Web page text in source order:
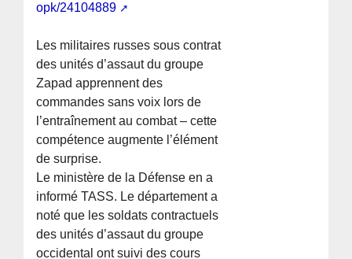
opk/24104889
Les militaires russes sous contrat
des unités d’assaut du groupe
Zapad apprennent des
commandes sans voix lors de
l’entraînement au combat – cette
compétence augmente l’élément
de surprise.
Le ministère de la Défense en a
informé TASS. Le département a
noté que les soldats contractuels
des unités d’assaut du groupe
occidental ont suivi des cours